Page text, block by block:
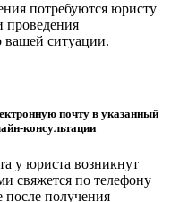
потребуются юристу
проведения
вашей ситуации.
почту в указанный
консультации
у юриста возникнут
свяжется по телефону
после получения